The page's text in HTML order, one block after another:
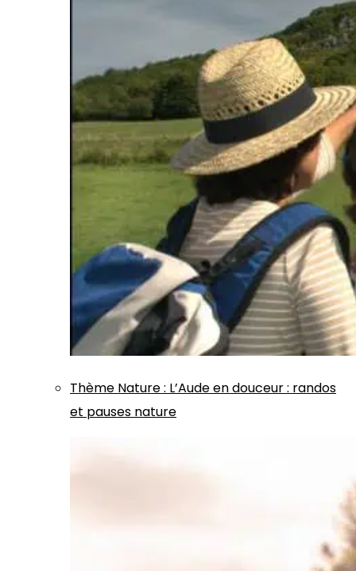
Thème Nature: L’Aude en douceur : randos
et pauses nature